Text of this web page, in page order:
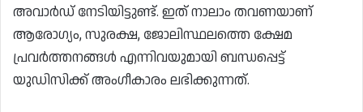
അവാർഡ് നേടിയിട്ടുണ്ട്. ഇത് നാലാം തവണയാണ്
ആരോഗ്യം, സുരക്ഷ, ജോലിസ്ഥലത്തെ ക്ഷേമ
പ്രവർത്തനങ്ങൾ എന്നിവയുമായി ബന്ധപ്പെട്ട്
യുഡിസിക്ക് അംഗീകാരം ലഭിക്കുന്നത്.